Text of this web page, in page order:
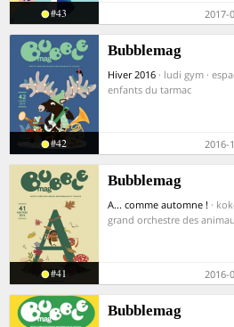
#43 2017-
Bubblemag
Hiver 2016 · ludi gym ·
enfants du tarmac
#42 2016-
Bubblemag
A... comme automne ! ·
grand orchestre des
#41 2016-
Bubblemag